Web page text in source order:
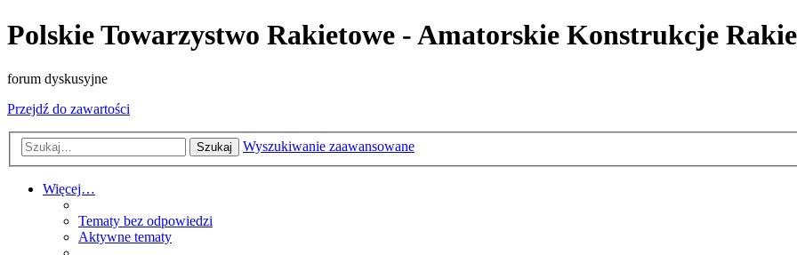
Polskie Towarzystwo Rakietowe - Amatorskie Konstrukcje
forum dyskusyjne
Przejdź do zawartości
Szukaj Wyszukiwanie zaawansowane
Więcej…
Tematy bez odpowiedzi
Aktywne tematy